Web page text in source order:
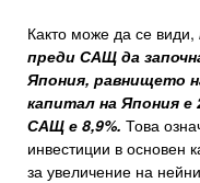
Както може да се види,
преди САЩ да
Япония, равнището
капитал на Япония е
САЩ е 8,9%. Това
инвестиции в основен
за увеличение на